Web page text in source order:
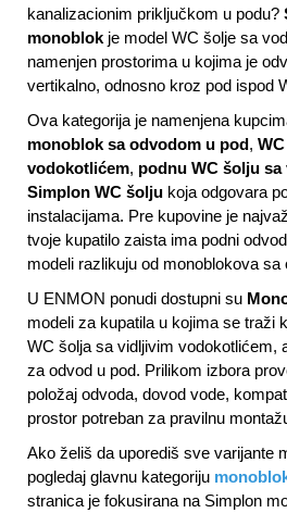
kanalizacionim priključkom u podu?
monoblok je model WC šolje sa
namenjen prostorima u kojima je
vertikalno, odnosno kroz pod ispod
Ova kategorija je namenjena
monoblok sa odvodom u pod,
vodokotlićem, podnu WC šolju
Simplon WC šolju koja odgovara
instalacijama. Pre kupovine je
tvoje kupatilo zaista ima podni
modeli razlikuju od monoblokova sa
U ENMON ponudi dostupni su
modeli za kupatila u kojima se traži
WC šolja sa vidljivim vodokotlićem,
za odvod u pod. Prilikom izbora
položaj odvoda, dovod vode,
prostor potreban za pravilnu
Ako želiš da uporediš sve varijante
pogledaj glavnu kategoriju
stranica je fokusirana na Simplon